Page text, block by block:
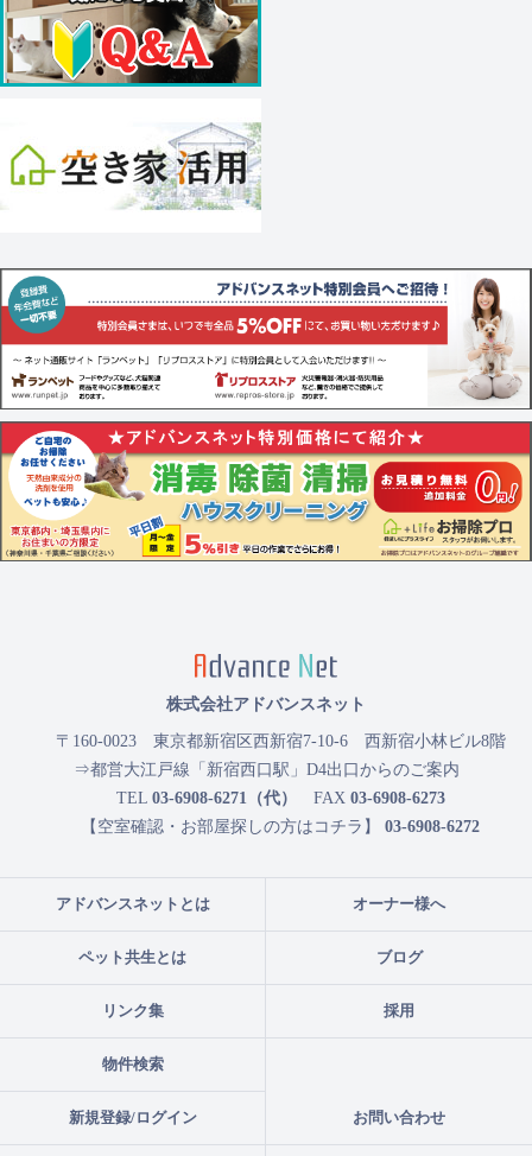
アドバンスネットとは オーナー様へ
ペット共生とは ブログ
リンク集 採用
物件検索
新規登録/ログイン お問い合わせ
株式会社アドバンスネット
〒160-0023 東京都新宿区西新宿7-10-6 西新宿小林ビル8階
⇒都営大江戸線「新宿西口駅」D4出口からのご案内
TEL 03-6908-6271（代） FAX 03-6908-6273
【空室確認・お部屋探しの方はコチラ】 03-6908-6272